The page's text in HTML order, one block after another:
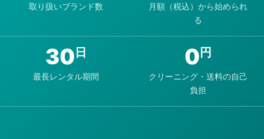
取り扱いブランド数
月額（税込）から始められ
る
30 日
最長レンタル期間
0 円
クリーニング・送料の自己
負担